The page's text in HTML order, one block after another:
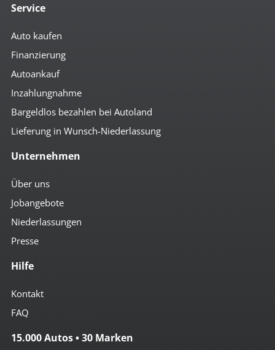
Service
Auto kaufen
Finanzierung
Autoankauf
Inzahlungnahme
Bargeldlos bezahlen bei Autoland
Lieferung in Wunsch-Niederlassung
Unternehmen
Über uns
Jobangebote
Niederlassungen
Presse
Hilfe
Kontakt
FAQ
15.000 Autos • 30 Marken